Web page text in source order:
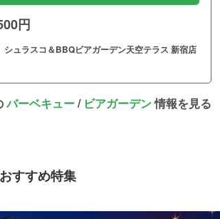
円
シュラスコ＆BBQビアガーデン天空テラス 新宿店
バーベキュー/ ビアガーデン情報を見る
すすめ特集